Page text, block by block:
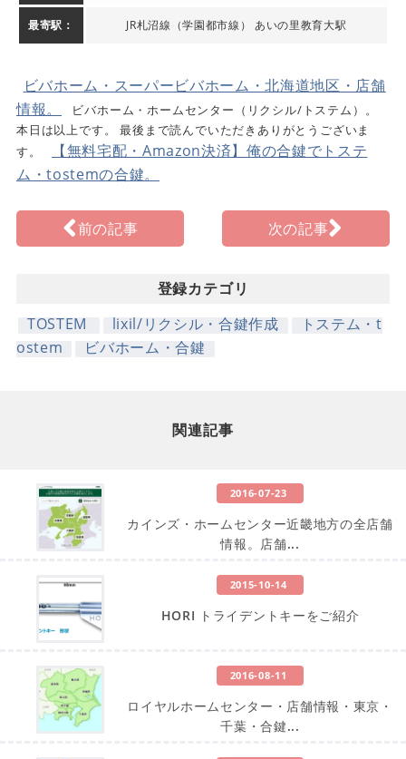
最寄駅： JR札沼線（学園都市線） あいの里教育大駅
ビバホーム・スーパービバホーム・北海道地区・店舗
情報。
ビバホーム・ホームセンター（リクシル/トステム）。
本日は以上です。 最後まで読んでいただきありがとうございま
す。
【無料宅配・Amazon決済】俺の合鍵でトステ
ム・tostemの合鍵。
前の記事 次の記事
登録カテゴリ
TOSTEM
lixil/リクシル・合鍵作成
トステム・t
ostem
ビバホーム・合鍵
関連記事
2016-07-23
カインズ・ホームセンター近畿地方の全店舗
情報。店舗...
2015-10-14
HORI トライデントキーをご紹介
2016-08-11
ロイヤルホームセンター・店舗情報・東京・
千葉・合鍵...